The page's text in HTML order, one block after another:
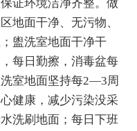
证环境洁净齐整。做
地面干净、无污物、
盥洗室地面干净干
每日勤擦，消毒盆每
室地面坚持每2—3周
健康，减少污染没采
洗刷地面；每日下班